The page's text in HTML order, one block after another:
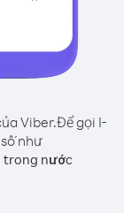
Viber.Để gọi I-
như
trong nước